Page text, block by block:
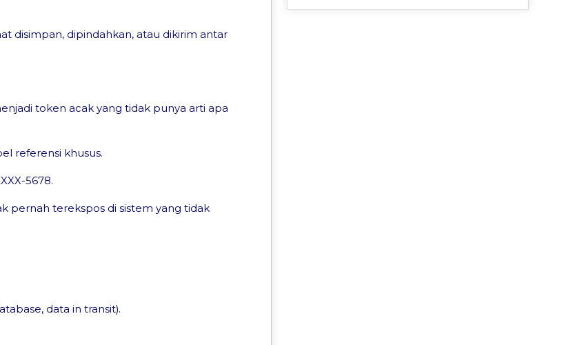
disimpan, dipindahkan, atau dikirim antar
token acak yang tidak punya arti apa
referensi khusus.
5678.
pernah terekspos di sistem yang tidak
data in transit).